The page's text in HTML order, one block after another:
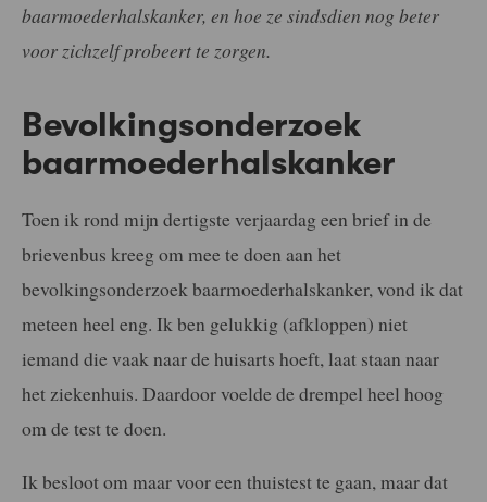
baarmoederhalskanker, en hoe ze sindsdien nog beter
voor zichzelf probeert te zorgen.
Bevolkingsonderzoek
baarmoederhalskanker
Toen ik rond mijn dertigste verjaardag een brief in de
brievenbus kreeg om mee te doen aan het
bevolkingsonderzoek baarmoederhalskanker, vond ik dat
meteen heel eng. Ik ben gelukkig (afkloppen) niet
iemand die vaak naar de huisarts hoeft, laat staan naar
het ziekenhuis. Daardoor voelde de drempel heel hoog
om de test te doen.
Ik besloot om maar voor een thuistest te gaan, maar dat